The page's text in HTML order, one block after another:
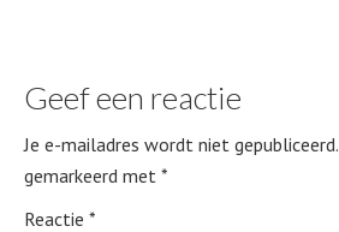
Geef een reactie
Je e-mailadres wordt niet gepubliceerd.
gemarkeerd met *
Reactie *